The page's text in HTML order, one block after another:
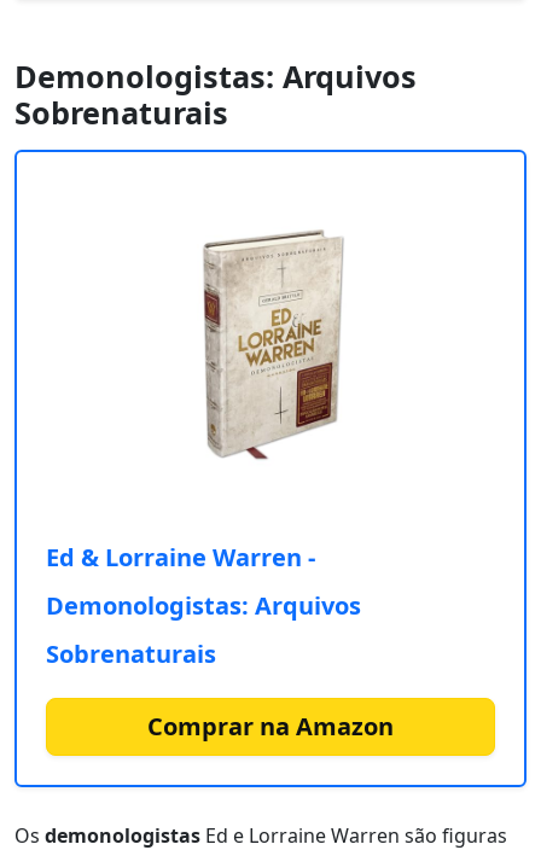
Demonologistas: Arquivos
Sobrenaturais
Ed & Lorraine Warren -
Demonologistas: Arquivos
Sobrenaturais
Comprar na Amazon
Os demonologistas Ed e Lorraine Warren são figuras